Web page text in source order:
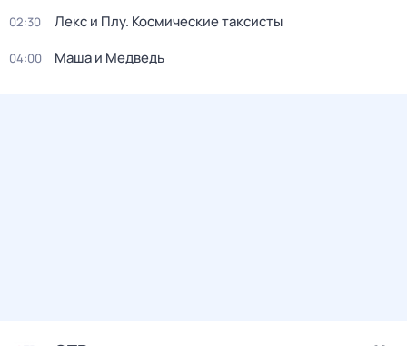
02:30 Лекс и Плу. Космические таксисты
04:00 Маша и Медведь